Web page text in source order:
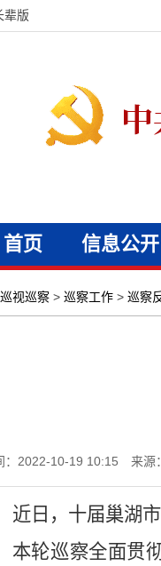
辈版
首页 信息公开
巡视巡察 > 巡察工作 > 巡察
：2022-10-19 10:15 来源
近日，十届巢湖
本轮巡察全面贯